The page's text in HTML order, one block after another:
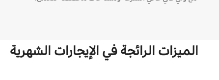
الميزات الرائجة في الإيجارات الشهرية